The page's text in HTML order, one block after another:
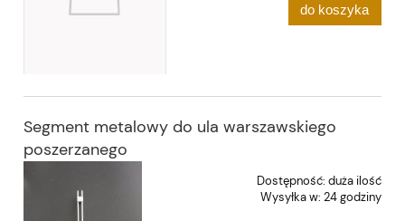
do koszyka
Segment metalowy do ula warszawskiego
poszerzanego
Dostępność: duża ilość
Wysyłka w: 24 godziny